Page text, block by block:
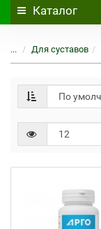
Каталог
... Для суставов